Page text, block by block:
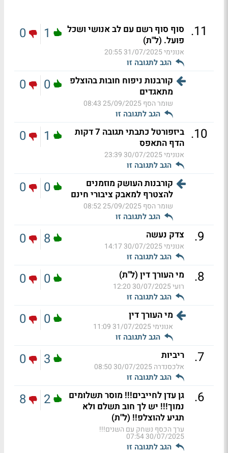
11
. סוף סוף רשם עם לב אנושי ושכל
פועל. (ל"ת)
אנונימי31/07/2025 20:55
הגב לתגובה זו
1
0
קורבנות ניפוח חובות בהוצלפ
מתאגדים
שומר הסף25/09/2025 08:43
הגב לתגובה זו
0
0
10
.
ביזפורטל כתבתי תגובה 7 דקות
הדף התאפס
אנונימי30/07/2025 23:39
הגב לתגובה זו
1
0
קורבנות העושק מוזמנים
להצטרף למאבק ציבורי חינם
שומר הסף25/09/2025 08:52
הגב לתגובה זו
0
0
9
. צדק נעשה
אנונימי30/07/2025 14:17
הגב לתגובה זו
8
0
8
. מי העורך דין (ל"ת)
רועי30/07/2025 12:20
הגב לתגובה זו
0
0
מי העורך דין
אנונימי31/07/2025 11:09
הגב לתגובה זו
0
0
7
. ריביות
אלכסנדרה30/07/2025 08:50
הגב לתגובה זו
3
0
6
.
גן עדן לחייבים!!! מוסר תשלומים
נמוך!!! יש לך חוב תשלם ולא
תגיע להוצלפ!! (ל"ת)
ערך הכסף נשחק עם השנים!!!
30/07/2025 07:54
הגב לתגובה זו
2
8